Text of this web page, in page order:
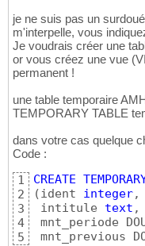
je ne suis pas un
m'interpelle, vous
Je voudrais créer une
or vous créez une vue
permanent !
une table temporaire
TEMPORARY TABLE
dans votre cas quelque
Code :
1
2
3
4
5
CREATE
(ident integer,
intitule text ,
mnt_periode
mnt_previous